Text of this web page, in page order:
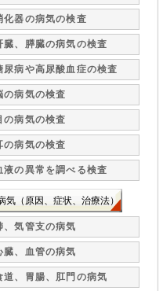
化器の病気の検査
臓、膵臓の病気の検査
尿病や高尿酸血症の検査
の病気の検査
の病気の検査
の病気の検査
液の異常を調べる検査
気（原因、症状、治療法）
、気管支の病気
臓、血管の病気
道、胃腸、肛門の病気